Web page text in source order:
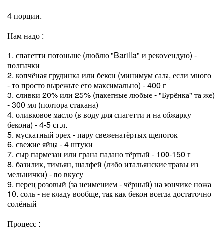
4 порции.
Нам надо :
1. спагетти потоньше (люблю "Barilla" и рекомендую) -
полпачки
2. копчёная грудинка или бекон (минимум сала, если много
- то просто вырежьте его максимально) - 400 г
3. сливки 20% или 25% (пакетные любые - "Бурёнка" та же)
- 300 мл (полтора стакана)
4. оливковое масло (в воду для спагетти и на обжарку
бекона) - 4-5 ст.л.
5. мускатный орех - пару свеженатёртых щепоток
6. свежие яйца - 4 штуки
7. сыр пармезан или грана падано тёртый - 100-150 г
8. базилик, тимьян, шалфей (либо итальянские травы из
мельнички) - по вкусу
9. перец розовый (за неимением - чёрный) на кончике ножа
10. соль - не кладу вообще, так как бекон всегда достаточно
солёный
Процесс :